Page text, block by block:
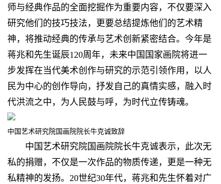
师与经典作品的全面挖掘作为重要内容，不仅要深入
研究他们的技巧技法，更要总结提炼他们的艺术精
神，将推动经典的传承与艺术创新紧密结合。今年是
蒋兆和先生诞辰120周年，未来中国国家画院将进一
步发挥在当代美术创作与研究的示范引领作用，以人
民为中心的创作导向，抒发自己的真情实感，融入时
代洪流之中，为人民鼓与呼，为时代立传铸魂。
中国艺术研究院国画院院长牛克诚致辞
中国艺术研究院国画院院长牛克诚表示，此次无
私的捐赠，不仅是一次作品的物质传递，更是一种无
私精神的发扬。20世纪30年代，蒋兆和先生怀着对广